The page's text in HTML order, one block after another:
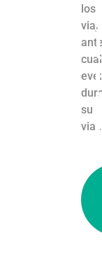
los
su
l
i
l